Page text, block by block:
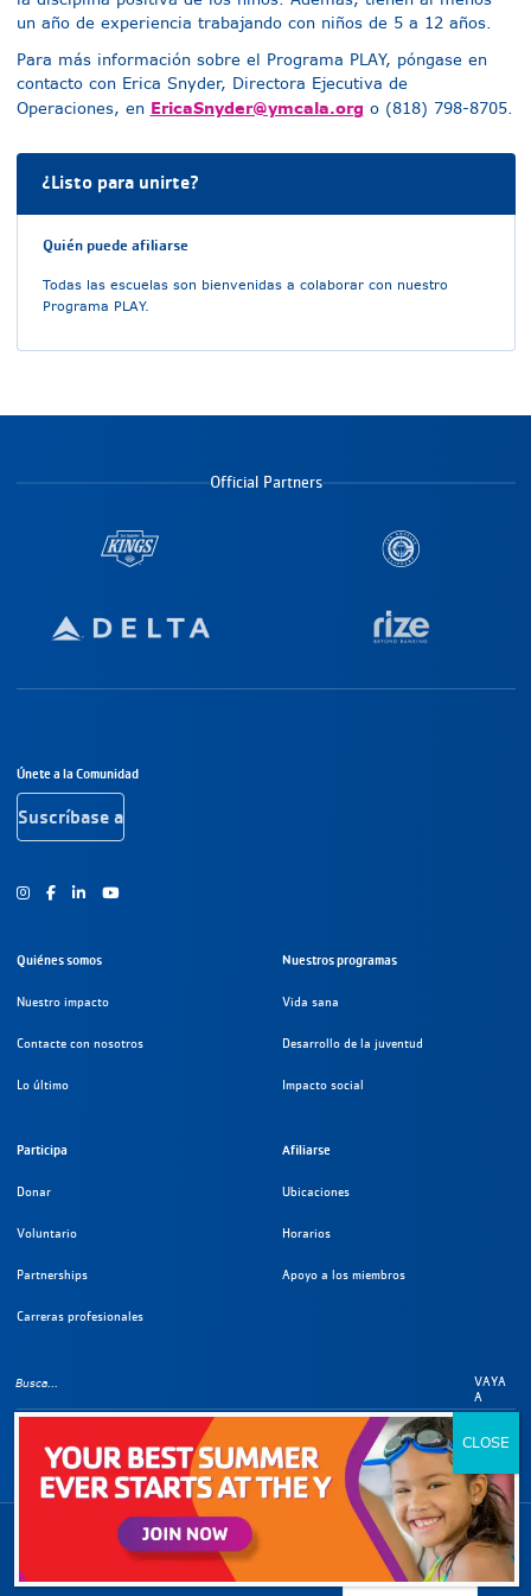
un año de experiencia trabajando con niños de 5 a 12 años.
Para más información sobre el Programa PLAY, póngase en
contacto con Erica Snyder, Directora Ejecutiva de
Operaciones, en EricaSnyder@ymcala.org o (818) 798-8705.
¿Listo para unirte?
Quién puede afiliarse
Todas las escuelas son bienvenidas a colaborar con nuestro
Programa PLAY.
Official Partners
Navegación a pie de página
Únete a la Comunidad
Suscríbase a
Instagram
FacebookYoutube
Quiénes somos
Nuestro impacto
Contacte con nosotros
Lo último
Nuestros programas
Vida sana
Desarrollo de la juventud
Impacto social
Participa
Donar
Voluntario
Partnerships
Carreras profesionales
Afiliarse
Ubicaciones
Horarios
Apoyo a los miembros
VAYA
A
Información sobre derechos
YMCA del área metropolitana de Los Ángeles. Todos los derechos reservados.
Política de privacidad Spanish